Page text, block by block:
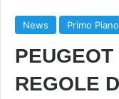
News Primo Piano
REGOLE